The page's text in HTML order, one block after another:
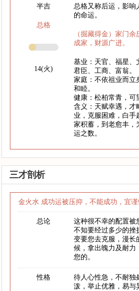
半吉
总格
14(火)
总格又称后运，影响
的命运。
（掘藏得金）家门
成家，财源广进。
基业：天官、福星、
君臣、工商、富翁。
家庭：不依祖业而立
和睦。
健康：松柏常青，可
含义：天赋幸遇，才
业，克服困难，白手
家积蓄，到老愈丰，
运之数。
三才剖析
金火水 成功运被压抑，不能成功，宜
总论
这种很不幸的配置被
不知要经过多少的挫
变要您去克服，漫长
候，拿出魄力及耐力
您的。
性格
待人心性急，不耐独
泼，举止优雅，易与